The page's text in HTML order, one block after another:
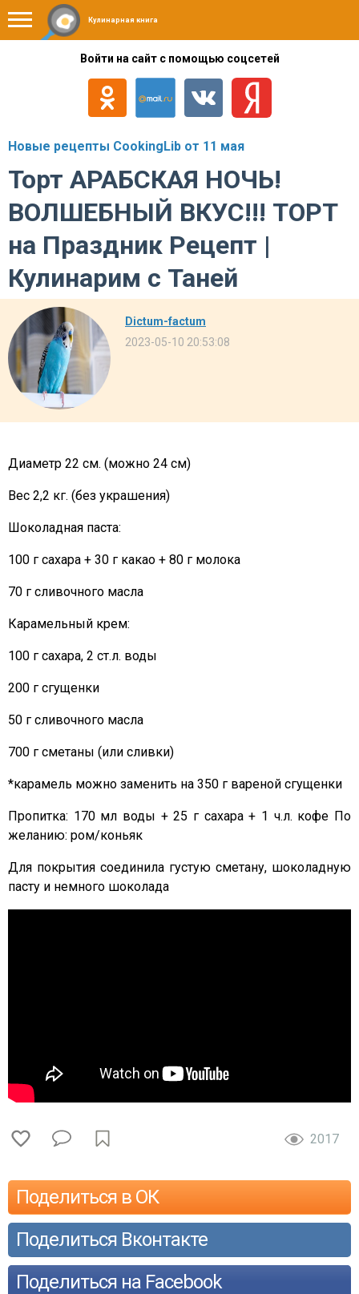
Кулинарная книга
Войти на сайт с помощью соцсетей
Новые рецепты CookingLib от 11 мая
Торт АРАБСКАЯ НОЧЬ!
ВОЛШЕБНЫЙ ВКУС!!! ТОРТ
на Праздник Рецепт |
Кулинарим с Таней
Dictum-factum
2023-05-10 20:53:08
Диаметр 22 см. (можно 24 см)
Вес 2,2 кг. (без украшения)
Шоколадная паста:
100 г сахара + 30 г какао + 80 г молока
70 г сливочного масла
Карамельный крем:
100 г сахара, 2 ст.л. воды
200 г сгущенки
50 г сливочного масла
700 г сметаны (или сливки)
*карамель можно заменить на 350 г вареной сгущенки
Пропитка: 170 мл воды + 25 г сахара + 1 ч.л. кофе По
желанию: ром/коньяк
Для покрытия соединила густую сметану, шоколадную
пасту и немного шоколада
2017
Поделиться в ОК
Поделиться Вконтакте
Поделиться на Facebook